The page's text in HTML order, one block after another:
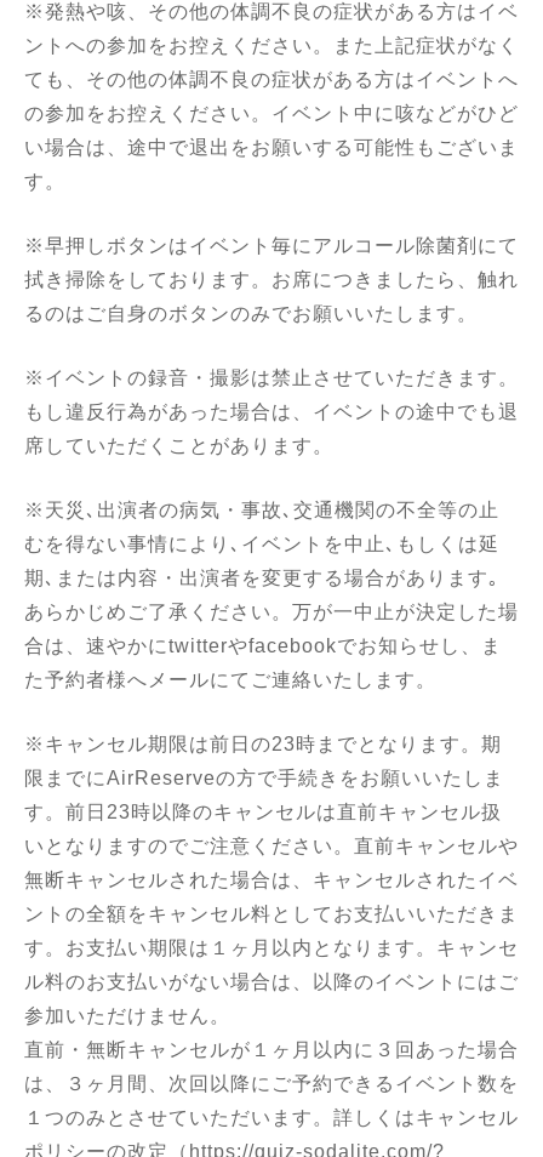
※発熱や咳、その他の体調不良の症状がある方はイベ
ントへの参加をお控えください。また上記症状がなく
ても、その他の体調不良の症状がある方はイベントへ
の参加をお控えください。イベント中に咳などがひど
い場合は、途中で退出をお願いする可能性もございま
す。
※早押しボタンはイベント毎にアルコール除菌剤にて
拭き掃除をしております。お席につきましたら、触れ
るのはご自身のボタンのみでお願いいたします。
※イベントの録音・撮影は禁止させていただきます。
もし違反行為があった場合は、イベントの途中でも退
席していただくことがあります。
※天災､出演者の病気・事故､交通機関の不全等の止
むを得ない事情により､イベントを中止､もしくは延
期､または内容・出演者を変更する場合があります｡
あらかじめご了承ください。万が一中止が決定した場
合は、速やかにtwitterやfacebookでお知らせし、ま
た予約者様へメールにてご連絡いたします。
※キャンセル期限は前日の23時までとなります。期
限までにAirReserveの方で手続きをお願いいたしま
す。前日23時以降のキャンセルは直前キャンセル扱
いとなりますのでご注意ください。直前キャンセルや
無断キャンセルされた場合は、キャンセルされたイベ
ントの全額をキャンセル料としてお支払いいただきま
す。お支払い期限は１ヶ月以内となります。キャンセ
ル料のお支払いがない場合は、以降のイベントにはご
参加いただけません。
直前・無断キャンセルが１ヶ月以内に３回あった場合
は、３ヶ月間、次回以降にご予約できるイベント数を
１つのみとさせていただいます。詳しくはキャンセル
ポリシーの改定（ https://quiz-sodalite.com/?